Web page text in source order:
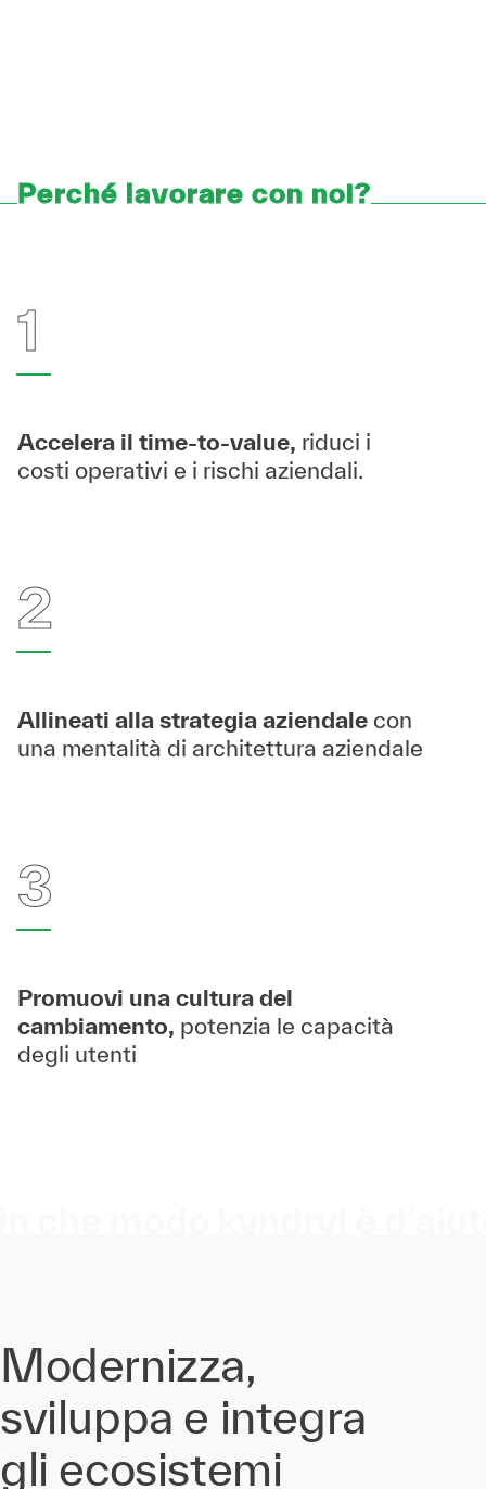
Perché lavorare con noi?
1
Accelera il time-to-value, riduci i
costi operativi e i rischi aziendali.
2
Allineati alla strategia aziendale con
una mentalità di architettura aziendale
3
Promuovi una cultura del
cambiamento, potenzia le capacità
degli utenti
Modernizza,
sviluppa e integra
gli ecosistemi